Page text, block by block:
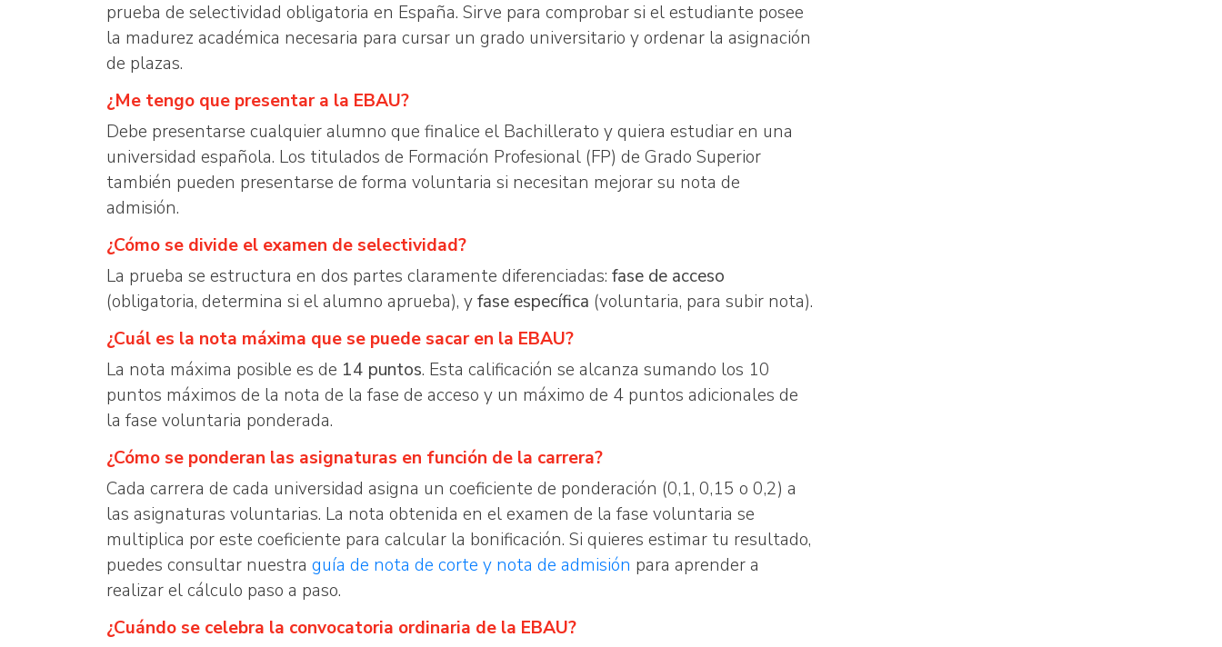
prueba de selectividad obligatoria en España. Sirve para comprobar si el estudiante posee
la madurez académica necesaria para cursar un grado universitario y ordenar la asignación
de plazas.
¿Me tengo que presentar a la EBAU?
Debe presentarse cualquier alumno que finalice el Bachillerato y quiera estudiar en una
universidad española. Los titulados de Formación Profesional (FP) de Grado Superior
también pueden presentarse de forma voluntaria si necesitan mejorar su nota de
admisión.
¿Cómo se divide el examen de selectividad?
La prueba se estructura en dos partes claramente diferenciadas: fase de acceso
(obligatoria, determina si el alumno aprueba), yfase específica (voluntaria, para subir nota).
¿Cuál es la nota máxima que se puede sacar en la EBAU?
La nota máxima posible es de 14 puntos. Esta calificación se alcanza sumando los 10
puntos máximos de la nota de la fase de acceso y un máximo de 4 puntos adicionales de
la fase voluntaria ponderada.
¿Cómo se ponderan las asignaturas en función de la carrera?
Cada carrera de cada universidad asigna un coeficiente de ponderación (0,1, 0,15 o 0,2) a
las asignaturas voluntarias. La nota obtenida en el examen de la fase voluntaria se
multiplica por este coeficiente para calcular la bonificación. Si quieres estimar tu resultado,
puedes consultar nuestra guía de nota de corte y nota de admisión para aprender a
realizar el cálculo paso a paso.
¿Cuándo se celebra la convocatoria ordinaria de la EBAU?